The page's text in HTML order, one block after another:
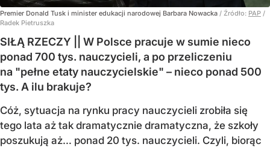
Premier Donald Tusk i minister edukacji narodowej Barbara Nowacka / Źródło: PAP /
Radek Pietruszka
SIŁĄ RZECZY || W Polsce pracuje w sumie nieco
ponad 700 tys. nauczycieli, a po przeliczeniu
na "pełne etaty nauczycielskie" – nieco ponad 500
tys. A ilu brakuje?
Cóż, sytuacja na rynku pracy nauczycieli zrobiła się
tego lata aż tak dramatycznie dramatyczna, że szkoły
poszukują aż… ponad 20 tys. nauczycieli. Czyli, biorąc